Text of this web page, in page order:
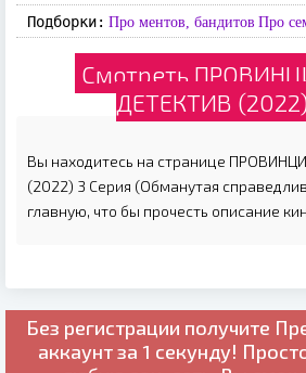
Подборки: Про ментов, бандитов Про
Смотреть
ДЕТЕКТИВ
Вы находитесь на странице
(2022) 3 Серия (Обманутая
главную, что бы прочесть описание
Без регистрации получите
аккаунт за 1 секунду!